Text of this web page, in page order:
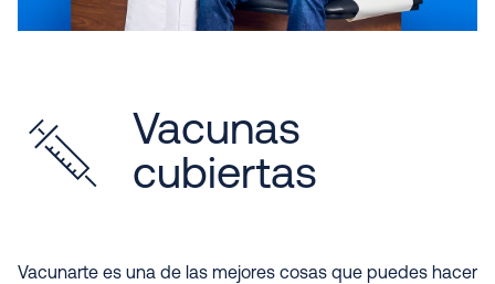
Vacunas
cubiertas
Vacunarte es una de las mejores cosas que puedes hacer